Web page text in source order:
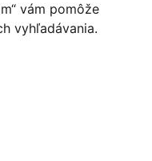
vám pomôže
vyhľadávania.